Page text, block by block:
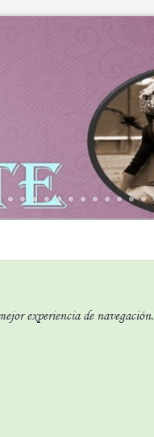
experiencia de navegación.